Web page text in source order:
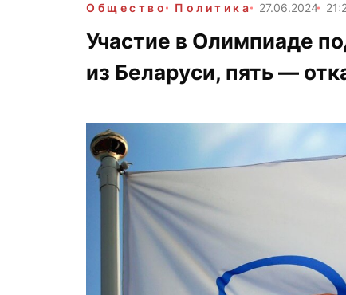
Общество Политика 27.06.2024
Участие в Олимпиаде
из Беларуси, пять —